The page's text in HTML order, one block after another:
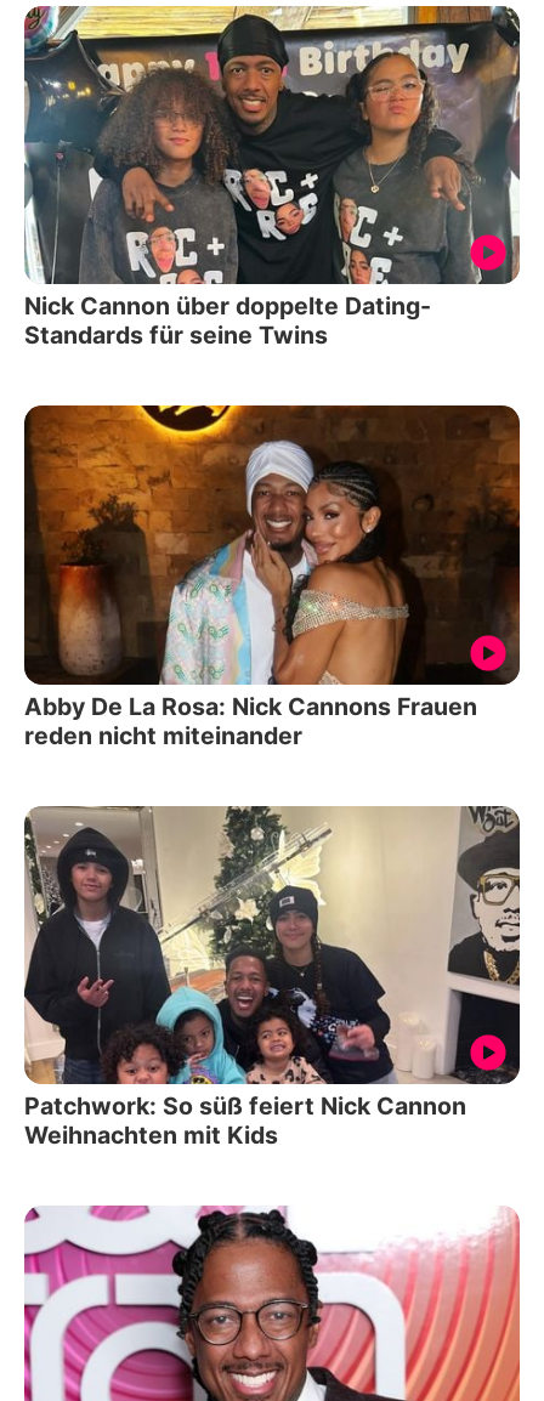
Nick Cannon über doppelte Dating-
Standards für seine Twins
Abby De La Rosa: Nick Cannons Frauen
reden nicht miteinander
Patchwork: So süß feiert Nick Cannon
Weihnachten mit Kids